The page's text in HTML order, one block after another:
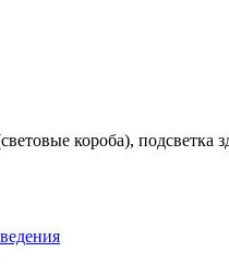
короба), подсветка